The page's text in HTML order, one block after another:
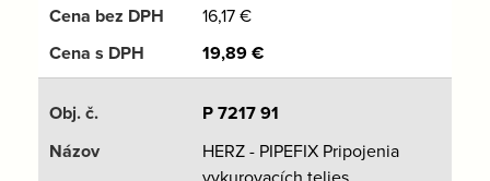
16,17€
19,89€
P 7217 91
HERZ - PIPEFIX Pripojenia
vykurovacích telies